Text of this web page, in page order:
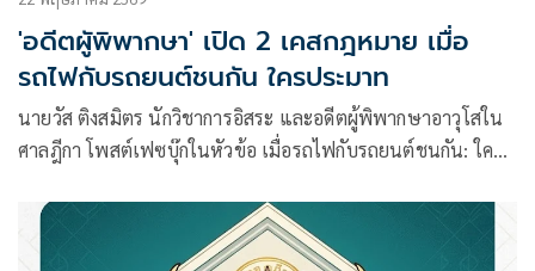
'อดีตผูัพิพากษา' เปิด 2 เคสกฎหมาย เมื่อ
รถไฟกับรถยนต์ชนกัน ใครประมาท
นายวัส ติงสมิตร นักวิชาการอิสระ และอดีตผู้พิพากษาอาวุโสใน
ศาลฎีกา โพสต์เฟซบุ๊กในหัวข้อ เมื่อรถไฟกับรถยนต์ชนกัน: ใคร
เนื้อหาดังนี้